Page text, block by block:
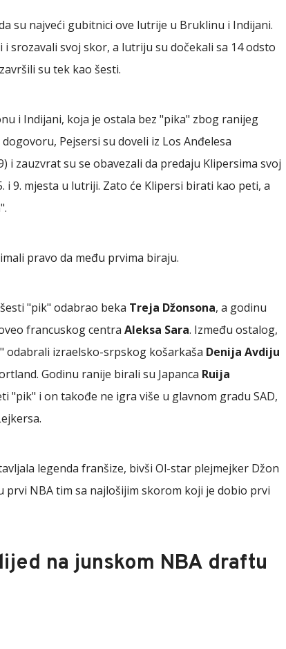
su najveći gubitnici ove lutrije u Bruklinu i Indijani.
srozavali svoj skor, a lutriju su dočekali sa 14 odsto
su tek kao šesti.
i Indijani, koja je ostala bez "pika" zbog ranijeg
Pejsersi su doveli iz Los Anđelesa
i zauzvrat su se obavezali da predaju Klipersima svoj
i 9. mjesta u lutriji. Zato će Klipersi birati kao peti, a
pravo da među prvima biraju.
"pik" odabrao beka Treja Džonsona, a godinu
francuskog centra Aleksa Sara. Između ostalog,
odabrali izraelsko-srpskog košarkaša Denija Avdiju
Godinu ranije birali su Japanca Ruija
"pik" i on takođe ne igra više u glavnom gradu SAD,
legenda franšize, bivši Ol-star plejmejker Džon
prvi NBA tim sa najlošijim skorom koji je dobio prvi
na junskom NBA draftu